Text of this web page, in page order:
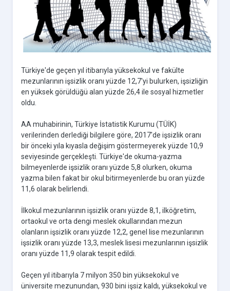
Türkiye'de geçen yıl itibarıyla yüksekokul ve fakülte
mezunlarının işsizlik oranı yüzde 12,7'yi bulurken, işsizliğin
en yüksek görüldüğü alan yüzde 26,4 ile sosyal hizmetler
oldu.
AA muhabirinin, Türkiye İstatistik Kurumu (TÜİK)
verilerinden derlediği bilgilere göre, 2017'de işsizlik oranı
bir önceki yıla kıyasla değişim göstermeyerek yüzde 10,9
seviyesinde gerçekleşti. Türkiye'de okuma-yazma
bilmeyenlerde işsizlik oranı yüzde 5,8 olurken, okuma
yazma bilen fakat bir okul bitirmeyenlerde bu oran yüzde
11,6 olarak belirlendi.
İlkokul mezunlarının işsizlik oranı yüzde 8,1, ilköğretim,
ortaokul ve orta dengi meslek okullarından mezun
olanların işsizlik oranı yüzde 12,2, genel lise mezunlarının
işsizlik oranı yüzde 13,3, meslek lisesi mezunlarının işsizlik
oranı yüzde 11,9 olarak tespit edildi.
Geçen yıl itibarıyla 7 milyon 350 bin yüksekokul ve
üniversite mezunundan, 930 bini işsiz kaldı, yüksekokul ve